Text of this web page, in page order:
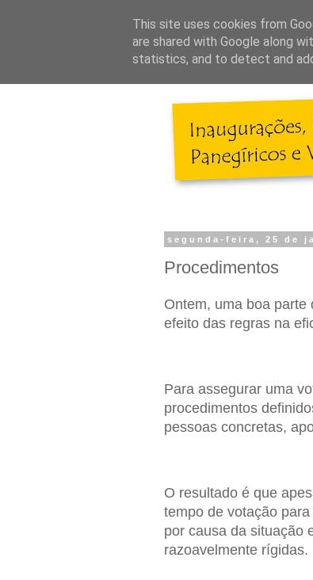
segunda-feira, 25 de
Procedimentos
Ontem, uma boa
efeito das regras na
Para assegurar uma
procedimentos
pessoas concretas,
O resultado é que
tempo de votação
por causa da situação
razoavelmente rígidas.
This site uses cookies from
are shared with Google along
statistics, and to detect and